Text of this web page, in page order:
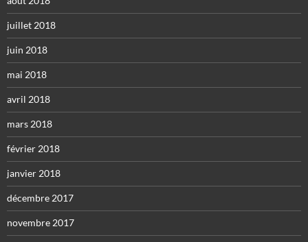
juillet 2018
juin 2018
mai 2018
avril 2018
mars 2018
février 2018
janvier 2018
décembre 2017
novembre 2017